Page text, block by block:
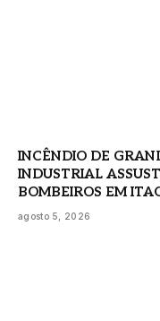
INCÊNDIO DE
INDUSTRIAL
BOMBEIROS EM
agosto 5, 2026